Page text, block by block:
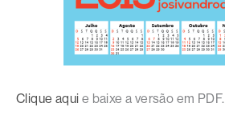
Clique aqui e baixe a versão em PDF.